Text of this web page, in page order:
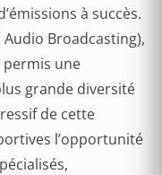
à succès.
Broadcasting),
permis une
grande diversité
de cette
l’opportunité